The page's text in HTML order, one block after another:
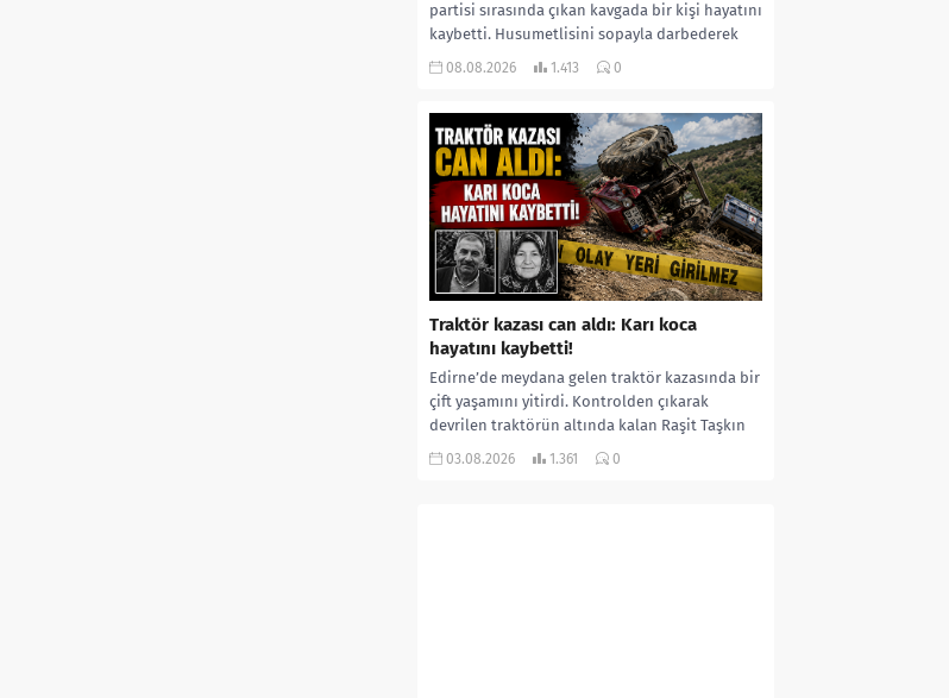
partisi sırasında çıkan kavgada bir kişi hayatını
kaybetti. Husumetlisini sopayla darbederek
ölümüne neden olduğu iddia...
08.08.2026 1.413 0
Traktör kazası can aldı: Karı koca
hayatını kaybetti!
Edirne’de meydana gelen traktör kazasında bir
çift yaşamını yitirdi. Kontrolden çıkarak
devrilen traktörün altında kalan Raşit Taşkın
ile eşi Fatma...
03.08.2026 1.361 0